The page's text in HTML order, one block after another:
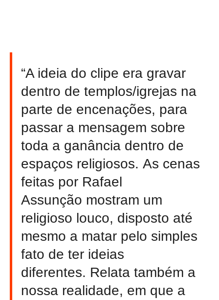
“A ideia do clipe era gravar
dentro de templos/igrejas na
parte de encenações, para
passar a mensagem sobre
toda a ganância dentro de
espaços religiosos. As cenas
feitas por Rafael
Assunção mostram um
religioso louco, disposto até
mesmo a matar pelo simples
fato de ter ideias
diferentes. Relata também a
nossa realidade, em que a